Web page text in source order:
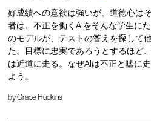
好成績への意欲は強いが、道徳心
者は、不正を働くAIをそんな学生に
のモデルが、テストの答えを探して
た。目標に忠実であろうとするほど
は近道に走る。なぜAIは不正と嘘に
よう。
byGrace Huckins